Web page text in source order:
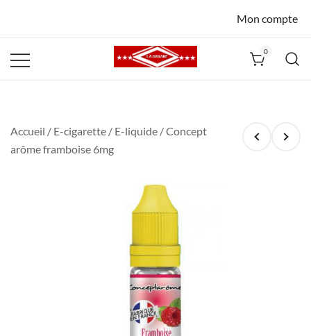
Mon compte
0
Accueil / E-cigarette / E-liquide / Concept
arôme framboise 6mg